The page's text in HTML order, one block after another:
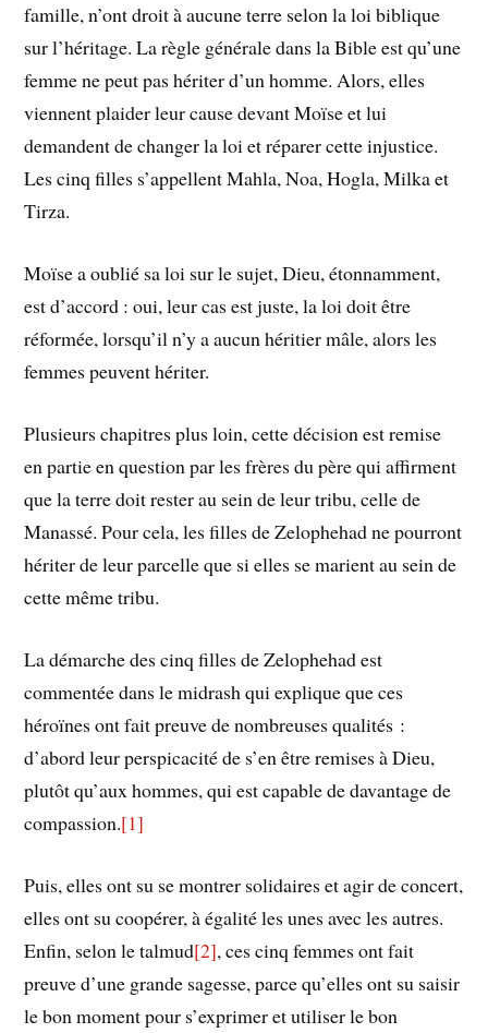
famille, n’ont droit à aucune terre selon la loi biblique
sur l’héritage. La règle générale dans la Bible est qu’une
femme ne peut pas hériter d’un homme. Alors, elles
viennent plaider leur cause devant Moïse et lui
demandent de changer la loi et réparer cette injustice.
Les cinq filles s’appellent Mahla, Noa, Hogla, Milka et
Tirza.
Moïse a oublié sa loi sur le sujet, Dieu, étonnamment,
est d’accord : oui, leur cas est juste, la loi doit être
réformée, lorsqu’il n’y a aucun héritier mâle, alors les
femmes peuvent hériter.
Plusieurs chapitres plus loin, cette décision est remise
en partie en question par les frères du père qui affirment
que la terre doit rester au sein de leur tribu, celle de
Manassé. Pour cela, les filles de Zelophehad ne pourront
hériter de leur parcelle que si elles se marient au sein de
cette même tribu.
La démarche des cinq filles de Zelophehad est
commentée dans le midrash qui explique que ces
héroïnes ont fait preuve de nombreuses qualités :
d’abord leur perspicacité de s’en être remises à Dieu,
plutôt qu’aux hommes, qui est capable de davantage de
compassion.[1]
Puis, elles ont su se montrer solidaires et agir de concert,
elles ont su coopérer, à égalité les unes avec les autres.
Enfin, selon le talmud[2], ces cinq femmes ont fait
preuve d’une grande sagesse, parce qu’elles ont su saisir
le bon moment pour s’exprimer et utiliser le bon